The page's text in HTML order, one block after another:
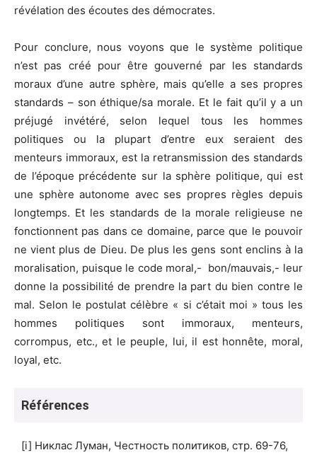
révélation des écoutes des démocrates.
Pour conclure, nous voyons que le système politique
n’est pas créé pour être gouverné par les standards
moraux d’une autre sphère, mais qu’elle a ses propres
standards – son éthique/sa morale. Et le fait qu’il y a un
préjugé invétéré, selon lequel tous les hommes
politiques ou la plupart d’entre eux seraient des
menteurs immoraux, est la retransmission des standards
de l’époque précédente sur la sphère politique, qui est
une sphère autonome avec ses propres règles depuis
longtemps. Et les standards de la morale religieuse ne
fonctionnent pas dans ce domaine, parce que le pouvoir
ne vient plus de Dieu. De plus les gens sont enclins à la
moralisation, puisque le code moral,- bon/mauvais,- leur
donne la possibilité de prendre la part du bien contre le
mal. Selon le postulat célèbre « si c’était moi » tous les
hommes politiques sont immoraux, menteurs,
corrompus, etc., et le peuple, lui, il est honnête, moral,
loyal, etc.
Références
[i] Никлас Луман, Честность политиков, стр. 69-76,